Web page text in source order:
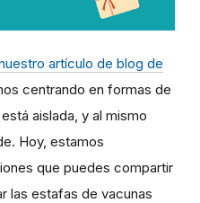
artículo de blog de
centrando en formas de
aislada, y al mismo
Hoy, estamos
que puedes compartir
las estafas de vacunas